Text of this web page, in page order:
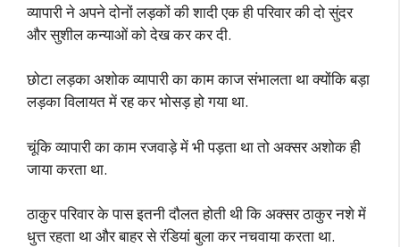
व्यापारी ने अपने दोनों लड़कों की शादी एक ही परिवार की दो सुंदर
और सुशील कन्याओं को देख कर कर दी.
छोटा लड़का अशोक व्यापारी का काम काज संभालता था क्योंकि बड़ा
लड़का विलायत में रह कर भोसड़ हो गया था.
चूंकि व्यापारी का काम रजवाड़े में भी पड़ता था तो अक्सर अशोक ही
जाया करता था.
ठाकुर परिवार के पास इतनी दौलत होती थी कि अक्सर ठाकुर नशे में
धुत्त रहता था और बाहर से रंडियां बुला कर नचवाया करता था.